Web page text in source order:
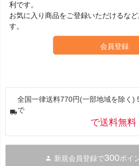
利です。
お気に入り商品をご登録いただけるな
す。
会員登録
全国一律送料770円(一部地域を除く)
で
で送料無料
新規会員登録で300ポイ